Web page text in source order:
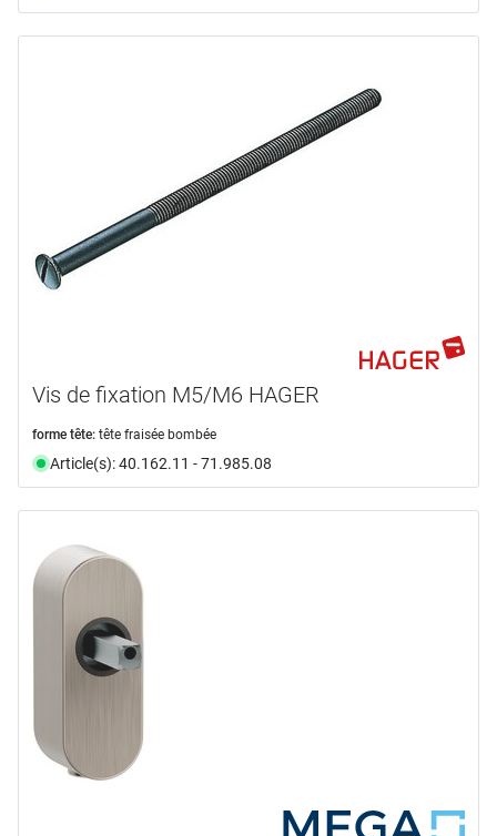
Vis de fixation M5/M6 HAGER
forme tête: tête fraisée bombée
Article(s): 40.162.11 - 71.985.08